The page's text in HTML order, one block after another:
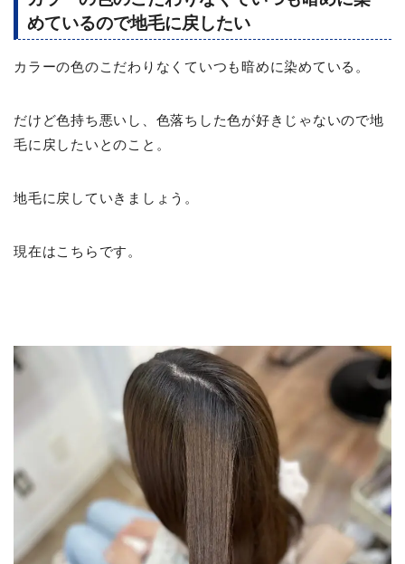
めているので地毛に戻したい
カラーの色のこだわりなくていつも暗めに染めている。
だけど色持ち悪いし、色落ちした色が好きじゃないので地
毛に戻したいとのこと。
地毛に戻していきましょう。
現在はこちらです。